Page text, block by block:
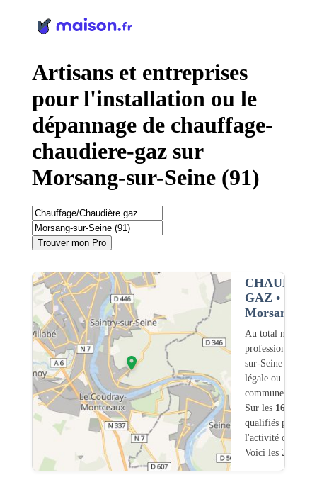
Artisans et entreprises
pour l'installation ou le
dépannage de chauffage-
chaudiere-gaz sur
Morsang-sur-Seine (91)
Trouver mon Pro
GAZ •
Morsang-
Au total nous
professionnels
sur-Seine (91)
légale ou
commune.
Sur les 164
qualifiés pour
l'activité
Voici les 20